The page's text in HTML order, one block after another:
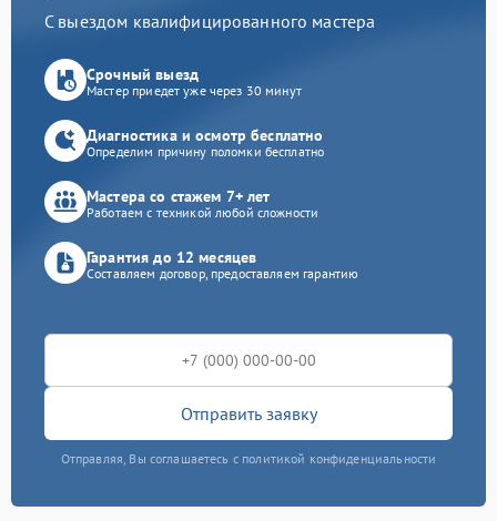
С выездом квалифицированного мастера
Срочный выезд
Мастер приедет уже через 30 минут
Диагностика и осмотр бесплатно
Определим причину поломки бесплатно
Мастера со стажем 7+ лет
Работаем с техникой любой сложности
Гарантия до 12 месяцев
Составляем договор, предоставляем гарантию
Отправить заявку
Отправляя, Вы соглашаетесь с политикой конфиденциальности